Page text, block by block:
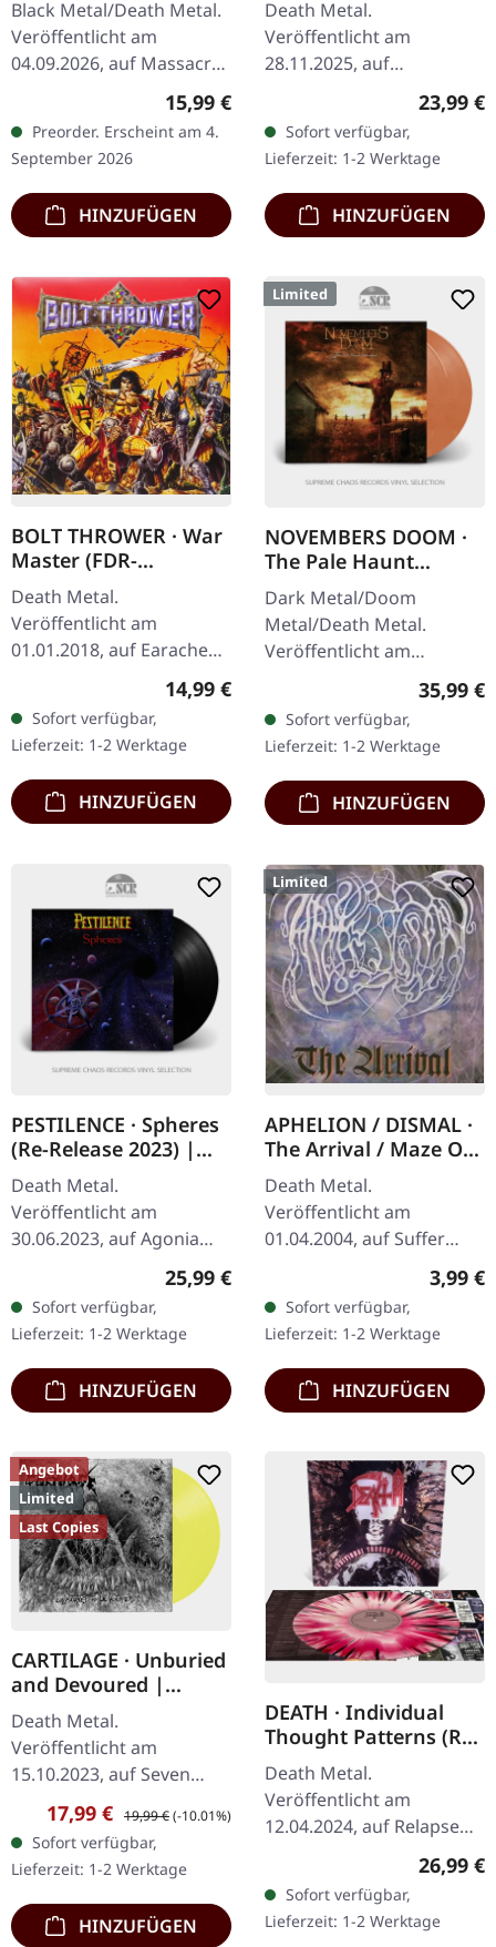
Black Metal/Death Metal.
Veröffentlicht am
04.09.2026, auf Massacre
Records. CD im Digipak.
Moment mal — wenn
Behemoth was Neues
raushauen, dann…
Regulärer Preis:
15,99 €
Preorder. Erscheint am 4.
September 2026
HINZUFÜGEN
Death Metal.
Veröffentlicht am
28.11.2025, auf
Hammerheart Records.
Rotes Vinyl LP mit Poster
des legendären Cover-
Artworks. Neuauflage
mit…
23,99 €
Sofort verfügbar,
Lieferzeit: 1-2 Werktage
HINZUFÜGEN
BOLT THROWER · War
Master (FDR-
Remaster) | DIGIPAK
CD
Death Metal.
Veröffentlicht am
01.01.2018, auf Earache
Records. CD im DigiPack,
FDR-Version. Als Bolt
Thrower 1991 "War
Master" entfesselten,…
Regulärer Preis:
14,99 €
Sofort verfügbar,
Lieferzeit: 1-2 Werktage
HINZUFÜGEN
Limited
NOVEMBERS DOOM ·
The Pale Haunt
Departure |
GOLD/OXBLOOD 2LP
Dark Metal/Doom
Metal/Death Metal.
Veröffentlicht am
19.09.2025, auf Prophecy
Gold/Blutrotes Doppel-
Vinyl im Gatefold Cover
mit…
35,99 €
Sofort verfügbar,
Lieferzeit: 1-2 Werktage
HINZUFÜGEN
PESTILENCE · Spheres
(Re-Release 2023) |
BLACK LP
Death Metal.
Veröffentlicht am
30.06.2023, auf Agonia
Records. Schwarzes Vinyl,
Remasterd. Die 2023er
remasterte Ausgabe von
Pestilence's "Spheres"…
Regulärer Preis:
25,99 €
Sofort verfügbar,
Lieferzeit: 1-2 Werktage
HINZUFÜGEN
Limited
APHELION / DISMAL ·
The Arrival / Maze Of
Dementia | CD
Death Metal.
Veröffentlicht am
01.04.2004, auf Suffer
Jewelcase. Limitiert auf
500 handnummerierte
Exemplare. Diese…
3,99 €
Sofort verfügbar,
Lieferzeit: 1-2 Werktage
HINZUFÜGEN
Angebot
Limited
Last Copies
CARTILAGE · Unburied
and Devoured |
YELLOW LP
Death Metal.
Veröffentlicht am
15.10.2023, auf Seven
Metal Inches Records.
Transparentes gelbes
Vinyl, Inside-Out Cover,
dickes Inlay (400gr) mit…
Verkaufspreis:
17,99 € Regulärer Preis:
19,99 €(-10.01%)
Sofort verfügbar,
Lieferzeit: 1-2 Werktage
HINZUFÜGEN
DEATH · Individual
Thought Patterns (Re-
Issue) |
PINK/WHITE/RED
MERGE SPLATTER LP
Death Metal.
Veröffentlicht am
12.04.2024, auf Relapse
Records. Pink-weiß-rotes
Splatter Vinyl. Deaths
viertes Studioalbum steht
als monumentale…
26,99 €
Sofort verfügbar,
Lieferzeit: 1-2 Werktage